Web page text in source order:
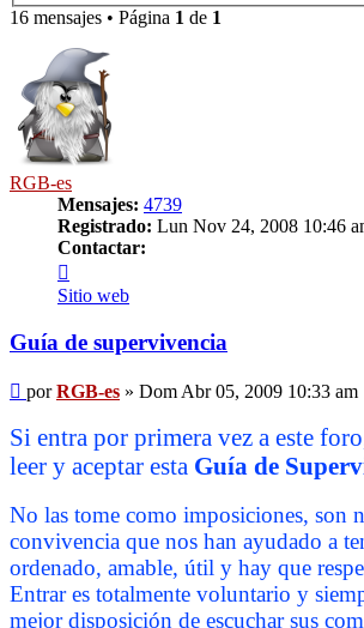
16 mensajes • Página 1 de 1
RGB-es
Mensajes: 4739
Registrado: Lun Nov 24, 2008 10:46
Contactar:
RGB-
es
Sitio web
Guía de supervivencia
Mensaje
porRGB-es » Dom Abr 05, 2009 10:33 am
Si entra por primera vez a este
leer y aceptar esta Guía de
No las tome como imposiciones, son
convivencia que nos han ayudado a
ordenado, amable, útil y hay que
Entrar es totalmente voluntario y
mejor disposición de escuchar sus